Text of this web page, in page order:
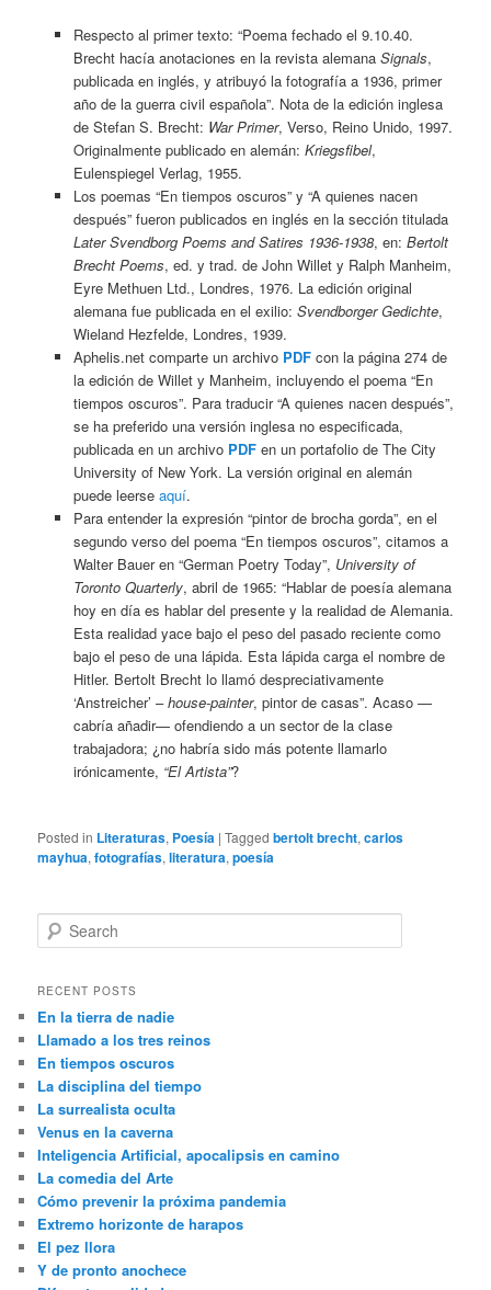
Respecto al primer texto: “Poema fechado el 9.10.40.
Brecht hacía anotaciones en la revista alemana Signals,
publicada en inglés, y atribuyó la fotografía a 1936, primer
año de la guerra civil española”. Nota de la edición inglesa
de Stefan S. Brecht: War Primer, Verso, Reino Unido, 1997.
Originalmente publicado en alemán: Kriegsfibel,
Eulenspiegel Verlag, 1955.
Los poemas “En tiempos oscuros” y “A quienes nacen
después” fueron publicados en inglés en la sección titulada
Later Svendborg Poems and Satires 1936-1938, en: Bertolt
Brecht Poems, ed. y trad. de John Willet y Ralph Manheim,
Eyre Methuen Ltd., Londres, 1976. La edición original
alemana fue publicada en el exilio: Svendborger Gedichte,
Wieland Hezfelde, Londres, 1939.
Aphelis.net comparte un archivo PDFcon la página 274 de
la edición de Willet y Manheim, incluyendo el poema “En
tiempos oscuros”. Para traducir “A quienes nacen después”,
se ha preferido una versión inglesa no especificada,
publicada en un archivo PDF en un portafolio de The City
University of New York. La versión original en alemán
puede leerse aquí.
Para entender la expresión “pintor de brocha gorda”, en el
segundo verso del poema “En tiempos oscuros”, citamos a
Walter Bauer en “German Poetry Today”, University of
Toronto Quarterly, abril de 1965: “Hablar de poesía alemana
hoy en día es hablar del presente y la realidad de Alemania.
Esta realidad yace bajo el peso del pasado reciente como
bajo el peso de una lápida. Esta lápida carga el nombre de
Hitler. Bertolt Brecht lo llamó despreciativamente
‘Anstreicher’ –house-painter, pintor de casas”. Acaso —
cabría añadir— ofendiendo a un sector de la clase
trabajadora; ¿no habría sido más potente llamarlo
irónicamente, “El Artista”?
Posted in Literaturas, Poesía |Tagged bertolt brecht,carlos
mayhua,fotografías,literatura,poesía
e
r
h
RECENT POSTS
En la tierra de nadie
Llamado a los tres reinos
En tiempos oscuros
La disciplina del tiempo
La surrealista oculta
Venus en la caverna
Inteligencia Artificial, apocalipsis en camino
La comedia del Arte
Cómo prevenir la próxima pandemia
Extremo horizonte de harapos
El pez llora
Y de pronto anochece